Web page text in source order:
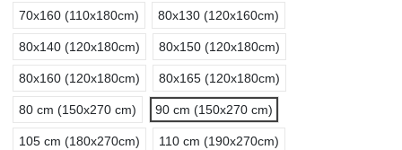
70x160 (110x180cm) 80x130 (120x160cm)
80x140 (120x180cm) 80x150 (120x180cm)
80x160 (120x180cm) 80x165 (120x180cm)
80 cm (150x270 cm) 90 cm (150x270 cm)
105 cm (180x270cm) 110 cm (190x270cm)